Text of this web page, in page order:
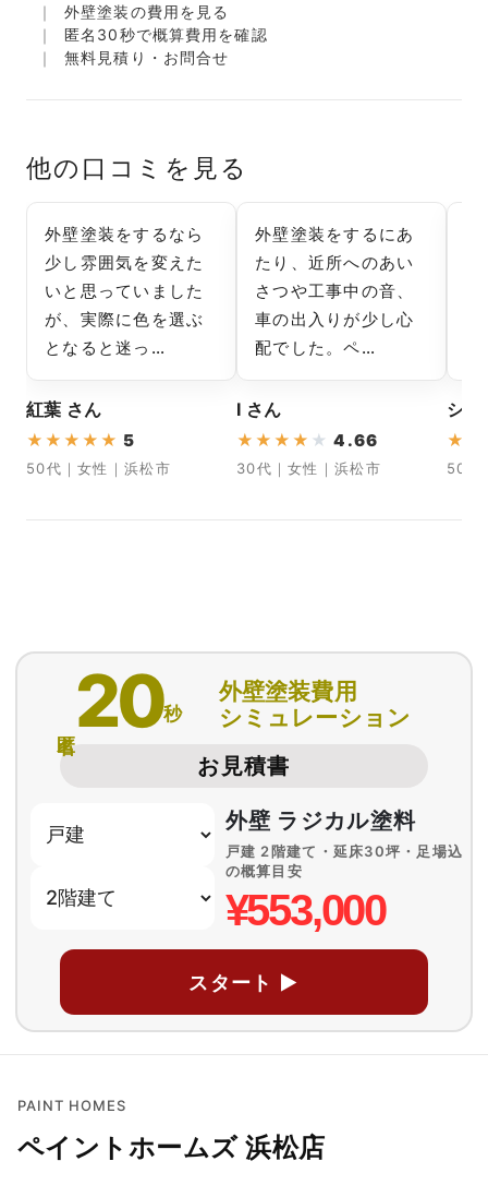
外壁塗装の費用を見る
匿名30秒で概算費用を確認
無料見積り・お問合せ
他の口コミを見る
外壁塗装をするなら
少し雰囲気を変えた
いと思っていました
が、実際に色を選ぶ
となると迷っ…
紅葉 さん
★ ★ ★ ★ ★ 5
50代｜女性｜浜松市
外壁塗装をするにあ
たり、近所へのあい
さつや工事中の音、
車の出入りが少し心
配でした。ペ…
I さん
★ ★ ★ ★ ★ 4.66
30代｜女性｜浜松市
シン
★
50代
20秒
外壁塗装費用
シミュレーション
お見積書
外壁 ラジカル塗料
戸建 2階建て・延床30坪・足場込
の概算目安
¥553,000
スタート ▶
PAINT HOMES
ペイントホームズ 浜松店